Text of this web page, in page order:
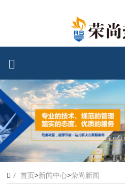
首页>新闻中心>荣尚新闻